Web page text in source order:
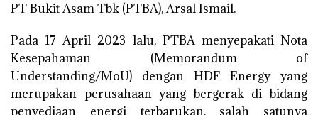
PT Bukit Asam Tbk (PTBA), Arsal Ismail.
Pada 17 April 2023 lalu, PTBA menyepakati Nota
Kesepahaman (Memorandum of
Understanding/MoU) dengan HDF Energy yang
merupakan perusahaan yang bergerak di bidang
penyediaan energi terbarukan, salah satunya